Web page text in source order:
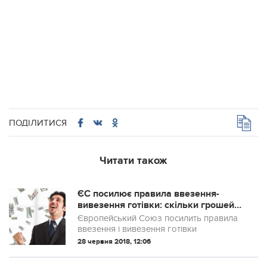
ПОДІЛИТИСЯ
Читати також
ЄС посилює правила ввезення-
вивезення готівки: скільки грошей
можна брати з собою, названо суму
Європейський Союз посилить правила
ввезення і вивезення готівки
28 червня 2018, 12:06